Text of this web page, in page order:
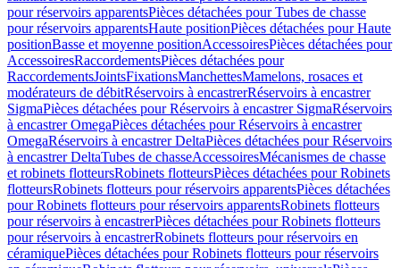
pour réservoirs apparentsPièces détachées pour Tubes de chasse
pour réservoirs apparentsHaute positionPièces détachées pour Haute
positionBasse et moyenne positionAccessoiresPièces détachées pour
AccessoiresRaccordementsPièces détachées pour
RaccordementsJointsFixationsManchettesMamelons, rosaces et
modérateurs de débitRéservoirs à encastrerRéservoirs à encastrer
SigmaPièces détachées pour Réservoirs à encastrer SigmaRéservoirs
à encastrer OmegaPièces détachées pour Réservoirs à encastrer
OmegaRéservoirs à encastrer DeltaPièces détachées pour Réservoirs
à encastrer DeltaTubes de chasseAccessoiresMécanismes de chasse
et robinets flotteursRobinets flotteursPièces détachées pour Robinets
flotteursRobinets flotteurs pour réservoirs apparentsPièces détachées
pour Robinets flotteurs pour réservoirs apparentsRobinets flotteurs
pour réservoirs à encastrerPièces détachées pour Robinets flotteurs
pour réservoirs à encastrerRobinets flotteurs pour réservoirs en
céramiquePièces détachées pour Robinets flotteurs pour réservoirs